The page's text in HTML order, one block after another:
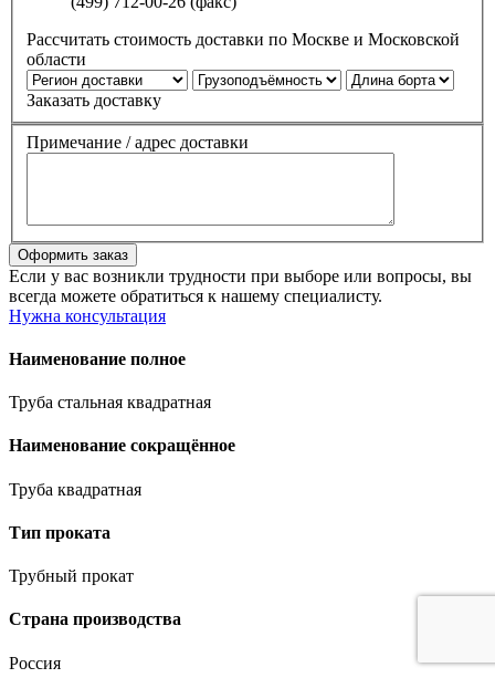
Рассчитать стоимость доставки по Москве и Московской
области
Заказать доставку
Примечание / адрес доставки
Если у вас возникли трудности при выборе или вопросы, вы
всегда можете обратиться к нашему специалисту.
Нужна консультация
Наименование полное
Труба стальная квадратная
Наименование сокращённое
Труба квадратная
Тип проката
Трубный прокат
Страна производства
Россия